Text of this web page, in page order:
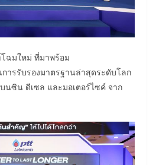
ฉมใหม่ ที่มาพร้อม
การรับรองมาตรฐานล่าสุดระดับโลก
นซิน ดีเซล และมอเตอร์ไซค์ จาก